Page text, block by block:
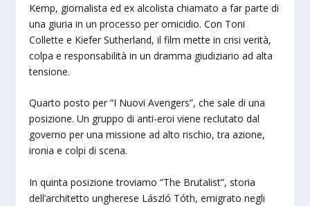
Kemp, giornalista ed ex alcolista chiamato a far parte di
una giuria in un processo per omicidio. Con Toni
Collette e Kiefer Sutherland, il film mette in crisi verità,
colpa e responsabilità in un dramma giudiziario ad alta
tensione.
Quarto posto per “I Nuovi Avengers”, che sale di una
posizione. Un gruppo di anti-eroi viene reclutato dal
governo per una missione ad alto rischio, tra azione,
ironia e colpi di scena.
In quinta posizione troviamo “The Brutalist”, storia
dell’architetto ungherese László Tóth, emigrato negli